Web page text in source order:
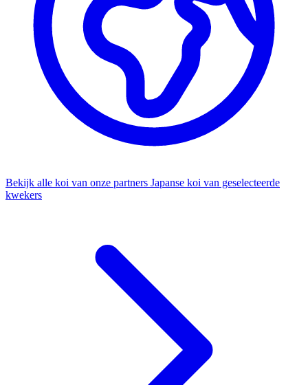
Bekijk alle koi van onze partners Japanse koi van geselecteerde
kwekers